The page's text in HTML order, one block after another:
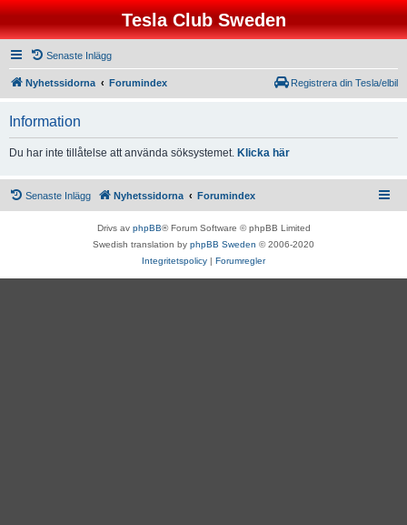
Tesla Club Sweden
Senaste Inlägg
Nyhetssidorna Forumindex Registrera din Tesla/elbil
Information
Du har inte tillåtelse att använda söksystemet. Klicka här
Senaste Inlägg Nyhetssidorna Forumindex
Drivs av phpBB® Forum Software © phpBB Limited
Swedish translation by phpBB Sweden © 2006-2020
Integritetspolicy | Forumregler